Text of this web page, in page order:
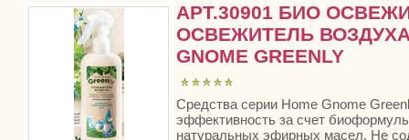
АРТ.30901 БИО
ОСВЕЖИТЕЛЬ ВОЗДУХА
GNOME GREENLY
Средства серии Home Gnome
эффективность за счет
натуральных эфирных масел. Не